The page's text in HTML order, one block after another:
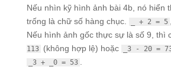
Nếu nhìn kỹ hình ảnh bài 4b, nó hiển
trống là chữ số hàng chục.
_ + 2 = 5
Nếu hình ảnh gốc thực sự là số 9, thì
113 (không hợp lệ) hoặc _3 - 20 =
_3 + _0 = 53 .